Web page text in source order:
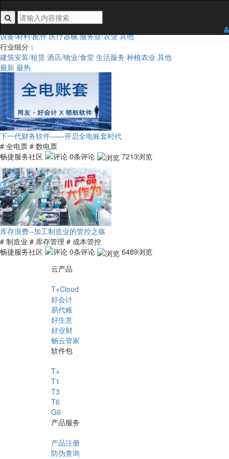
行业类目：
全部 食品日用百货3C/手机/家电
汽车及配件
设备\材料\配件医疗器械服务业/农业其他
行业细分：
建筑安装/租赁 酒店/物业/食堂 生活服务 种植农业 其他
最新 最热
下一代财务软件——开启全电账套时代
# 全电票 # 数电票
畅捷服务社区
0条评论 7213浏览
库存浪费--加工制造业的管控之殇
# 制造业 # 库存管理 # 成本管控
畅捷服务社区
0条评论
6489浏览
云产品
T+Cloud
好会计
易代账
好生意
好业财
畅云管家
软件包
T+
T1
T3
T6
G6
产品服务
产品注册
防伪查询